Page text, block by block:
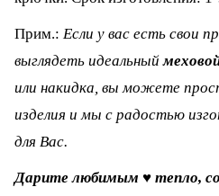
Прим.: Если у вас есть свои
выглядеть идеальный
или накидка, вы можете
изделия и мы с радостью
для Вас.
Дарите любимым ♥ тепло,